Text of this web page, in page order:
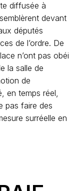
diffusée à
devant
députés
de l’ordre. De
n’ont pas obéi
la salle de
de
en temps réel,
pas faire des
surréelle en